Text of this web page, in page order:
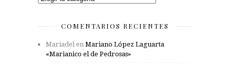
COMENTARIOS RECIENTES
Mariadelen Mariano López Laguarta
«Marianico el de Pedrosas»